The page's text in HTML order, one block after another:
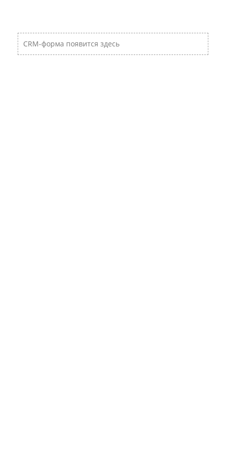
CRM-форма появится здесь